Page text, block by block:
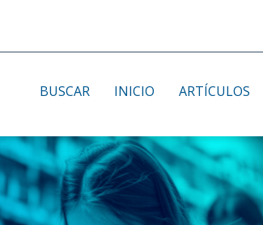
BUSCAR INICIO ARTÍCULOS